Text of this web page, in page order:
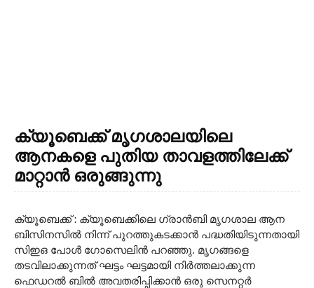
ക്യൂബെക്ക് മൃഗശാലയിലെ
ആനകളെ പുതിയ താവളത്തിലേക്ക്
മാറ്റാൻ ഒരുങ്ങുന്നു
ക്യൂബെക്ക് : ക്യൂബെക്കിലെ ഗ്രാൻബി മൃഗശാല ആന
ബിസിനസിൽ നിന്ന് പുറത്തുകടക്കാൻ പദ്ധതിയിടുന്നതായി
സിഇഒ പോൾ ഗോസെലിൻ പറഞ്ഞു. മൃഗങ്ങളെ
തടവിലാക്കുന്നത് ഘട്ടം ഘട്ടമായി നിർത്തലാക്കുന്ന
ഫെഡറൽ ബിൽ അവതരിപ്പിക്കാൻ ഒരു സെനറ്റർ